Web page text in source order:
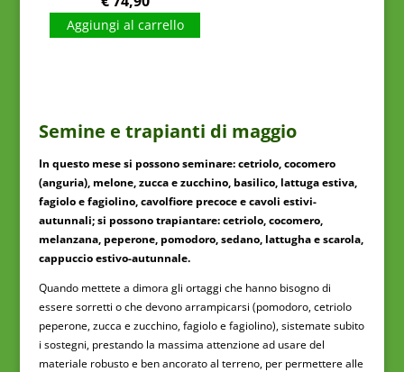
Aggiungi al carrello
Semine e trapianti di maggio
In questo mese si possono seminare: cetriolo, cocomero
(anguria), melone, zucca e zucchino, basilico, lattuga estiva,
fagiolo e fagiolino, cavolfiore precoce e cavoli estivi-
autunnali; si possono trapiantare: cetriolo, cocomero,
melanzana, peperone, pomodoro, sedano, lattugha e scarola,
cappuccio estivo-autunnale.
Quando mettete a dimora gli ortaggi che hanno bisogno di
essere sorretti o che devono arrampicarsi (pomodoro, cetriolo
peperone, zucca e zucchino, fagiolo e fagiolino), sistemate subito
i sostegni, prestando la massima attenzione ad usare del
materiale robusto e ben ancorato al terreno, per permettere alle